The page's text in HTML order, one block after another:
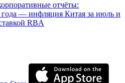
отчёты:
года — инфляция Китая за июль и
RBA